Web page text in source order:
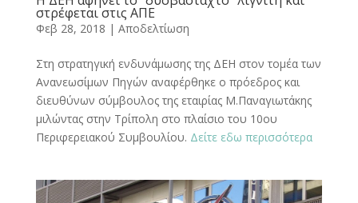
στρέφεται στις ΑΠΕ
Φεβ 28, 2018 | Αποδελτίωση
Στη στρατηγική ενδυνάμωσης της ΔΕΗ στον τομέα των
Ανανεωσίμων Πηγών αναφέρθηκε ο πρόεδρος και
διευθύνων σύμβουλος της εταιρίας Μ.Παναγιωτάκης
μιλώντας στην Τρίπολη στο πλαίσιο του 10ου
Περιφερειακού Συμβουλίου. Δείτε εδω περισσότερα